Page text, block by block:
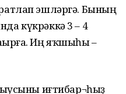
эшләргә. Бының
күкрәккә 3 – 4
Иң яҡшыһы –
иғтибар¬һыҙ